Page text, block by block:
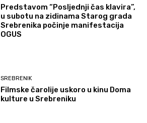
Predstavom “Posljednji čas klavira”,
u subotu na zidinama Starog grada
Srebrenika počinje manifestacija
OGUS
SREBRENIK
Filmske čarolije uskoro u kinu Doma
kulture u Srebreniku